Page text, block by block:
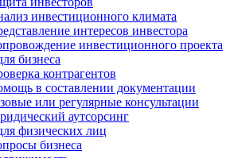
инвестиционного климата
интересов инвестора
инвестиционного проекта
бизнеса
контрагентов
в составлении документации
или регулярные консультации
аутсорсинг
физических лиц
бизнеса